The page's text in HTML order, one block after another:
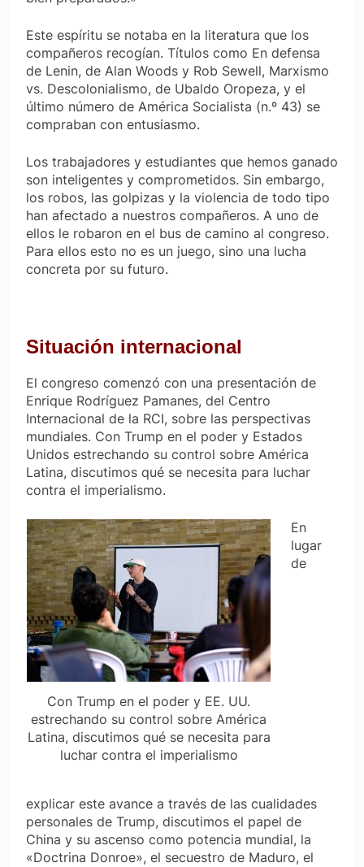
Este espíritu se notaba en la literatura que los
compañeros recogían. Títulos como En defensa
de Lenin, de Alan Woods y Rob Sewell, Marxismo
vs. Descolonialismo, de Ubaldo Oropeza, y el
último número de América Socialista (n.º 43) se
compraban con entusiasmo.
Los trabajadores y estudiantes que hemos ganado
son inteligentes y comprometidos. Sin embargo,
los robos, las golpizas y la violencia de todo tipo
han afectado a nuestros compañeros. A uno de
ellos le robaron en el bus de camino al congreso.
Para ellos esto no es un juego, sino una lucha
concreta por su futuro.
Situación internacional
El congreso comenzó con una presentación de
Enrique Rodríguez Pamanes, del Centro
Internacional de la RCI, sobre las perspectivas
mundiales. Con Trump en el poder y Estados
Unidos estrechando su control sobre América
Latina, discutimos qué se necesita para luchar
contra el imperialismo.
Con Trump en el poder y EE. UU.
estrechando su control sobre América
Latina, discutimos qué se necesita para
luchar contra el imperialismo
En
lugar
de
explicar este avance a través de las cualidades
personales de Trump, discutimos el papel de
China y su ascenso como potencia mundial, la
«Doctrina Donroe», el secuestro de Maduro, el